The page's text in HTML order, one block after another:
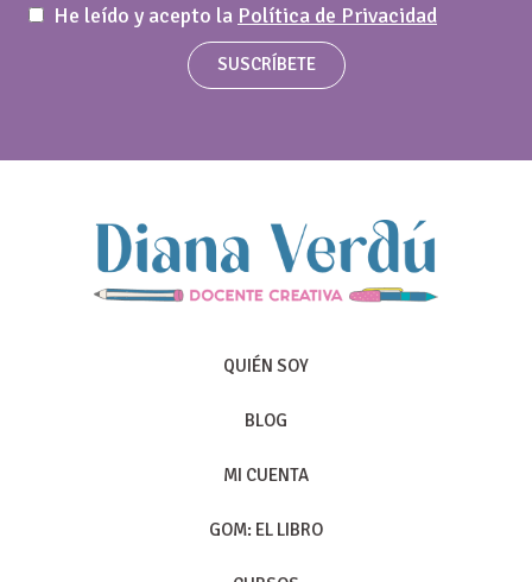
He leído y acepto la Política de Privacidad
SUSCRÍBETE
QUIÉN SOY
BLOG
MI CUENTA
GOM: EL LIBRO